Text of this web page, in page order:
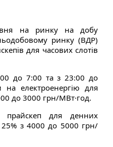
на ринку на добу
ринку (ВДР)
для часових слотів
до 7:00 та з 23:00 до
електроенергію для
до 3000 грн/МВт·год.
прайскеп для денних
з 4000 до 5000 грн/